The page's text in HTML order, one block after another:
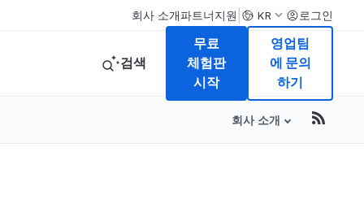
회사 소개파트너지원 KR 로그인
검색
무료
체험판
시작
영업팀
에 문의
하기
회사 소개